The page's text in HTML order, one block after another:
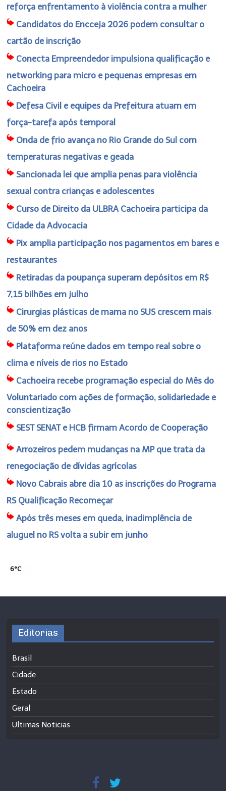
reforça enfrentamento à violência contra a mulher
Candidatos do Encceja 2026 podem consultar o
cartão de inscrição
Conecta Empreendedor impulsiona qualificação e
networking para micro e pequenas empresas em
Cachoeira
Defesa Civil e equipes da Prefeitura atuam em
força-tarefa após temporal
Onda de frio avança no Rio Grande do Sul com
temperaturas negativas e geada
Sancionada lei que amplia penas para violência
sexual contra crianças e adolescentes
Curso de Direito da ULBRA Cachoeira participa da
Cidade da Advocacia
Pix amplia participação nos pagamentos em bares e
restaurantes
Retiradas da poupança superam depósitos em R$
7,15 bilhões em julho
Cirurgias plásticas de mama no SUS crescem mais
de 50% em dez anos
Plataforma reúne dados em tempo real sobre o
clima e níveis de rios no Estado
Cachoeira recebe programação especial do Mês do
Voluntariado com ações de formação, solidariedade e
conscientização
SEST SENAT e HCB firmam Acordo de Cooperação
Arrozeiros pedem mudanças na MP que trata da
renegociação de dívidas agrícolas
Novo Cabrais abre dia 10 as inscrições do Programa
RS Qualificação Recomeçar
Após três meses em queda, inadimplência de
aluguel no RS volta a subir em junho
6°C
Editorias
Brasil
Cidade
Estado
Geral
Ultimas Noticias